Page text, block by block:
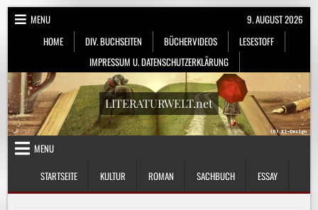
Skip
MENU
HOME
DIV. BUCHSEITEN BÜCHERVIDEOS
LESESTOFF
IMPRESSUM U. DATENSCHUTZERKLÄRUNG
9. AUGUST 2026
LITERATURWELT.net
MENU
STARTSEITE
KULTUR ROMAN SACHBUCH ESSAY